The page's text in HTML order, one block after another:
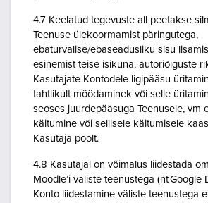
4.7 Keelatud tegevuste all peetakse
Teenuse ülekoormamist päringutega,
ebaturvalise/ebaseadusliku sisu
esinemist teise isikuna, autoriõiguste
Kasutajate Kontodele ligipääsu
tahtlikult möödaminek või selle
seoses juurdepääsuga Teenusele, vm
käitumine või sellisele käitumisele
Kasutaja poolt.
4.8 Kasutajal on võimalus liidestada
Moodle’i väliste teenustega (nt Google
Konto liidestamine väliste teenustega